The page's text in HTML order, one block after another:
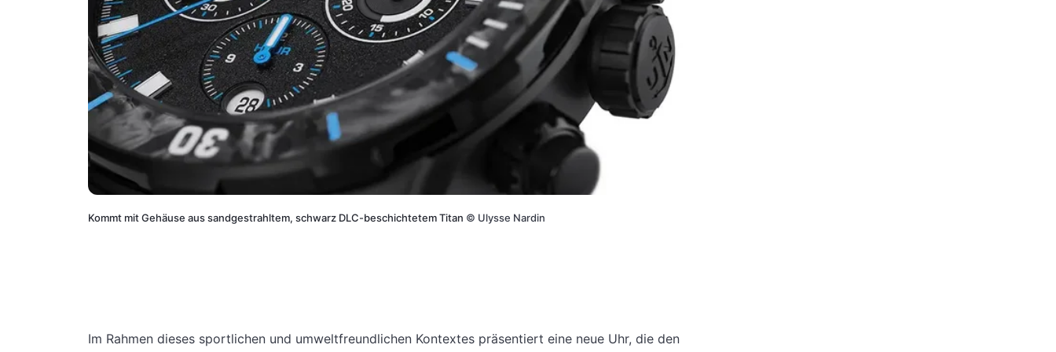
Kommt mit Gehäuse aus sandgestrahltem, schwarz DLC-beschichtetem Titan © Ulysse Nardin
Im Rahmen dieses sportlichen und umweltfreundlichen Kontextes präsentiert eine neue Uhr, die den